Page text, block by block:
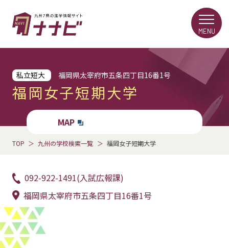
私立短大 福岡県太宰府市五条四丁目16番1号
福岡女子短期大学
MAP
TOP 九州の学校検索一覧 福岡女子短期大学
092-922-1491(入試広報課)
福岡県太宰府市五条四丁目16番1号
MENU